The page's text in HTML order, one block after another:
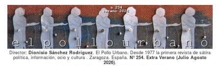
Director: Dionisio Sánchez Rodríguez. El Pollo Urbano. Desde 1977 la primera revista de sátira
política, información, ocio y cultura . Zaragoza. España. Nº 254. Extra Verano (Julio Agosto
2026).